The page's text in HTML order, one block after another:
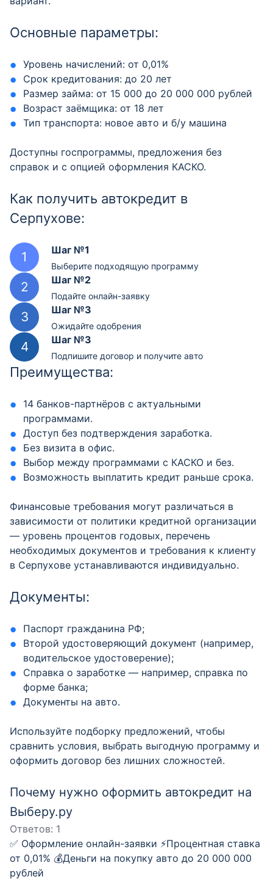
Основные параметры:
Уровень начислений: от 0,01%
Срок кредитования: до 20 лет
Размер займа: от 15 000 до 20 000 000 рублей
Возраст заёмщика: от 18 лет
Тип транспорта: новое авто и б/у машина
Доступны госпрограммы, предложения без
справок и с опцией оформления КАСКО.
Как получить автокредит в
Серпухове:
Шаг №1
Выберите подходящую программу
Шаг №2
Подайте онлайн-заявку
Шаг №3
Ожидайте одобрения
Шаг №3
Подпишите договор и получите авто
Преимущества:
14 банков-партнёров с актуальными
программами.
Доступ без подтверждения заработка.
Без визита в офис.
Выбор между программами с КАСКО и без.
Возможность выплатить кредит раньше срока.
Финансовые требования могут различаться в
зависимости от политики кредитной организации
— уровень процентов годовых, перечень
необходимых документов и требования к клиенту
в Серпухове устанавливаются индивидуально.
Документы:
Паспорт гражданина РФ;
Второй удостоверяющий документ (например,
водительское удостоверение);
Справка о заработке — например, справка по
форме банка;
Документы на авто.
Используйте подборку предложений, чтобы
сравнить условия, выбрать выгодную программу и
оформить договор без лишних сложностей.
Почему нужно оформить автокредит на
Выберу.ру
Ответов: 1
✅ Оформление онлайн-заявки ⚡️Процентная ставка
от 0,01% 💰Деньги на покупку авто до 20 000 000
рублей